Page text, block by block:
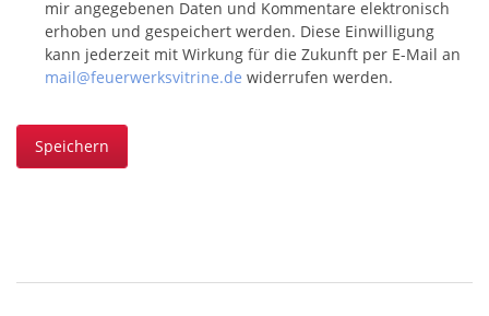
mir angegebenen Daten und Kommentare elektronisch
erhoben und gespeichert werden. Diese Einwilligung
kann jederzeit mit Wirkung für die Zukunft per E-Mail an
mail@feuerwerksvitrine.de widerrufen werden.
Speichern